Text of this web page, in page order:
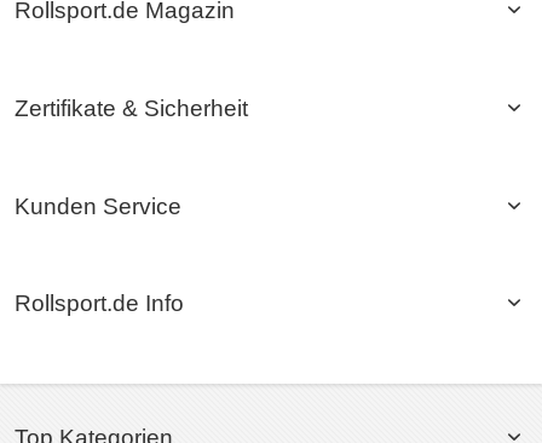
Rollsport.de Magazin
Zertifikate & Sicherheit
Kunden Service
Rollsport.de Info
Top Kategorien